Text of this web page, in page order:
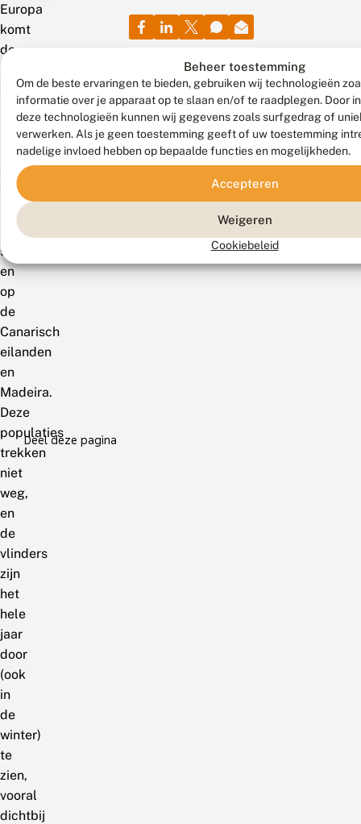
Beheer toestemming
Om de beste ervaringen te bieden, gebruiken wij technologieën
informatie over je apparaat op te slaan en/of te raadplegen. Door
deze technologieën kunnen wij gegevens zoals surfgedrag of
verwerken. Als je geen toestemming geeft of uw toestemming
nadelige invloed hebben op bepaalde functies en mogelijkheden.
Accepteren
Weigeren
Cookiebeleid
Europa
komt
de
voor
het
uiterste
zuiden
van
het
Iberisch
schiereiland
en
op
de
Canarisch
eilanden
en
Madeira.
Deze
populaties
trekken
niet
weg,
en
de
vlinders
zijn
het
hele
jaar
door
(ook
in
de
winter)
te
zien,
vooral
dichtbij
Deel deze pagina